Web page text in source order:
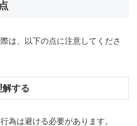
は、以下の点に注意してくださ
解する
為は避ける必要があります。